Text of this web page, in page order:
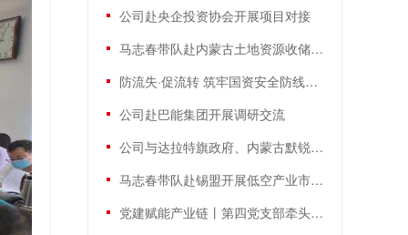
公司赴央企投资协会开展项目对接
马志春带队赴内蒙古土地资源收储投资集团开展业务交流
防流失·促流转 筑牢国资安全防线——公司举办产权管理专题培训
公司赴巴能集团开展调研交流
公司与达拉特旗政府、内蒙古默锐材料开展业务座谈
马志春带队赴锡盟开展低空产业市场调研
党建赋能产业链丨第四党支部牵头开展战新联盟项目分享会主题党日